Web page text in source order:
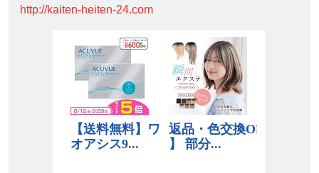
http://kaiten-heiten-24.com